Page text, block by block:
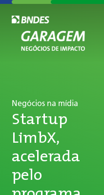
Negócios na mídia
Startup
LimbX,
acelerada
pelo